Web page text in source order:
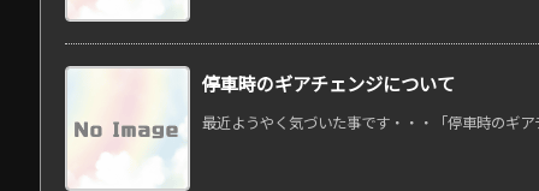
停車時のギアチェンジについて
最近ようやく気づいた事です・・・「停車時のギ